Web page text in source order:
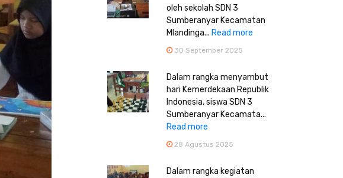
oleh sekolah SDN 3
Sumberanyar Kecamatan
Mlandinga... Read more
30 September 2025
Dalam rangka menyambut
hari Kemerdekaan Republik
Indonesia, siswa SDN 3
Sumberanyar Kecamata...
Read more
28 Agustus 2025
Dalam rangka kegiatan